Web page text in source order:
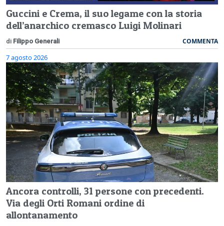
Guccini e Crema, il suo legame con la storia
dell’anarchico cremasco Luigi Molinari
di Filippo Generali COMMENTA
7 agosto 2026
Ancora controlli, 31 persone con precedenti.
Via degli Orti Romani ordine di
allontanamento